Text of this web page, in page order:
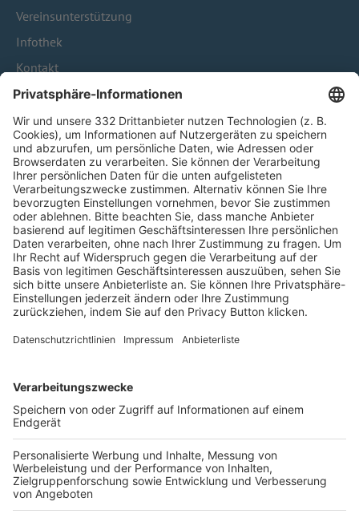
Vereinsunterstützung
Infothek
Kontakt
HÄUFIG BESUCHTE SEITEN
Pässe und Vereinswechsel
Trainerausbildung
Schulungsangebot Vereinsmitarbeiter
BFV-Geschäftsstellen
Trainerbörse
Login SpielPlus
FOLGE DEM BFV
TOP-VEREINE
TOP-PARTNER